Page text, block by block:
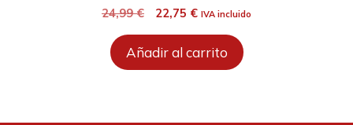
24,99€
El
original
era:
22,75 €El
actual
es:
IVA incluido
Añadir al carrito